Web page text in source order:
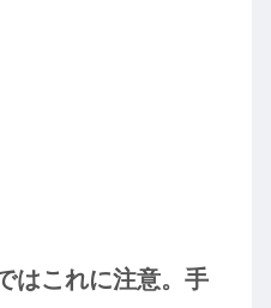
はこれに注意。手